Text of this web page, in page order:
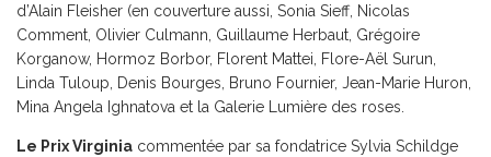
d’Alain Fleisher (en couverture aussi, Sonia Sieff, Nicolas
Comment, Olivier Culmann, Guillaume Herbaut, Grégoire
Korganow, Hormoz Borbor, Florent Mattei, Flore-Aël Surun,
Linda Tuloup, Denis Bourges, Bruno Fournier, Jean-Marie Huron,
Mina Angela Ighnatova et la Galerie Lumière des roses.
Le Prix Virginia commentée par sa fondatrice Sylvia Schildge